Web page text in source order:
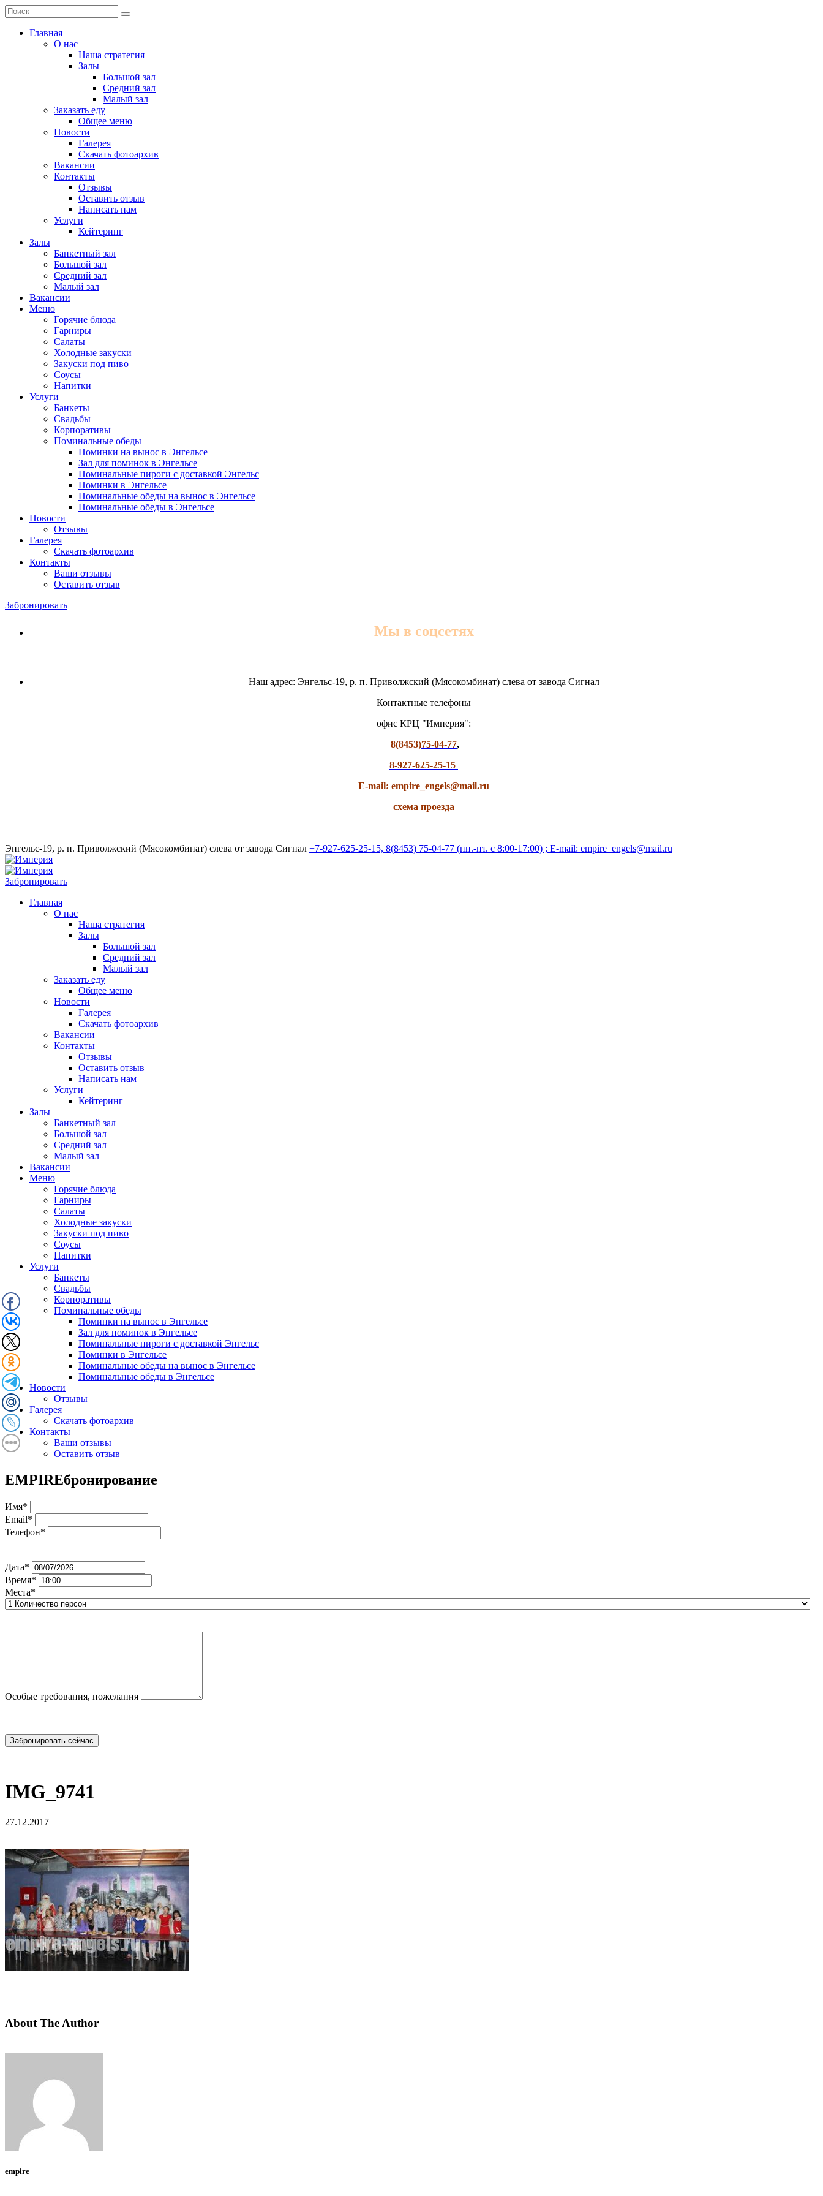
Главная
О нас
Наша стратегия
Залы
Большой зал
Средний зал
Малый зал
Заказать еду
Общее меню
Новости
Галерея
Скачать фотоархив
Вакансии
Контакты
Отзывы
Оставить отзыв
Написать нам
Услуги
Кейтеринг
Залы
Банкетный зал
Большой зал
Средний зал
Малый зал
Вакансии
Меню
Горячие блюда
Гарниры
Салаты
Холодные закуски
Закуски под пиво
Соусы
Напитки
Услуги
Банкеты
Свадьбы
Корпоративы
Поминальные обеды
Поминки на вынос в Энгельсе
Зал для поминок в Энгельсе
Поминальные пироги с доставкой Энгельс
Поминки в Энгельсе
Поминальные обеды на вынос в Энгельсе
Поминальные обеды в Энгельсе
Новости
Отзывы
Галерея
Скачать фотоархив
Контакты
Ваши отзывы
Оставить отзыв
Забронировать
Мы в соцсетях
Наш адрес: Энгельс-19, р. п. Приволжский (Мясокомбинат) слева от завода Сигнал
Контактные телефоны
офис КРЦ "Империя":
8(8453)75-04-77,
8-927-625-25-15
E-mail: empire_engels@mail.ru
схема проезда
Энгельс-19, р. п. Приволжский (Мясокомбинат) слева от завода Сигнал +7-927-625-25-15, 8(8453) 75-04-77 (пн.-пт. с 8:00-17:00) ; E-mail: empire_engels@mail.ru
Забронировать
Главная
О нас
Наша стратегия
Залы
Большой зал
Средний зал
Малый зал
Заказать еду
Общее меню
Новости
Галерея
Скачать фотоархив
Вакансии
Контакты
Отзывы
Оставить отзыв
Написать нам
Услуги
Кейтеринг
Залы
Банкетный зал
Большой зал
Средний зал
Малый зал
Вакансии
Меню
Горячие блюда
Гарниры
Салаты
Холодные закуски
Закуски под пиво
Соусы
Напитки
Услуги
Банкеты
Свадьбы
Корпоративы
Поминальные обеды
Поминки на вынос в Энгельсе
Зал для поминок в Энгельсе
Поминальные пироги с доставкой Энгельс
Поминки в Энгельсе
Поминальные обеды на вынос в Энгельсе
Поминальные обеды в Энгельсе
Новости
Отзывы
Галерея
Скачать фотоархив
Контакты
Ваши отзывы
Оставить отзыв
EMPIREбронирование
Имя*
Email*
Телефон*
Дата*
Время*
Места*
Особые требования, пожелания
IMG_9741
27.12.2017
About The Author
empire